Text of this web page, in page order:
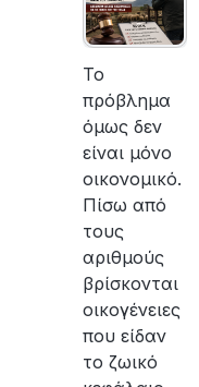
Το
πρόβλημα
όμως δεν
είναι μόνο
οικονομικό.
Πίσω από
τους
αριθμούς
βρίσκονται
οικογένειες
που είδαν
το ζωικό